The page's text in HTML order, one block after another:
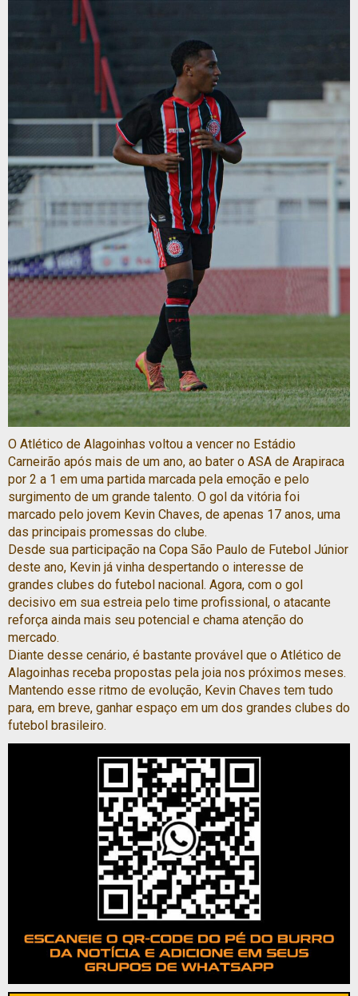
O Atlético de Alagoinhas voltou a vencer no Estádio
Carneirão após mais de um ano, ao bater o ASA de Arapiraca
por 2 a 1 em uma partida marcada pela emoção e pelo
surgimento de um grande talento. O gol da vitória foi
marcado pelo jovem Kevin Chaves, de apenas 17 anos, uma
das principais promessas do clube.
Desde sua participação na Copa São Paulo de Futebol Júnior
deste ano, Kevin já vinha despertando o interesse de
grandes clubes do futebol nacional. Agora, com o gol
decisivo em sua estreia pelo time profissional, o atacante
reforça ainda mais seu potencial e chama atenção do
mercado.
Diante desse cenário, é bastante provável que o Atlético de
Alagoinhas receba propostas pela joia nos próximos meses.
Mantendo esse ritmo de evolução, Kevin Chaves tem tudo
para, em breve, ganhar espaço em um dos grandes clubes do
futebol brasileiro.